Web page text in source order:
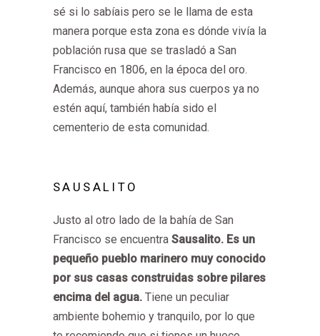
sé si lo sabíais pero se le llama de esta
manera porque esta zona es dónde vivía la
población rusa que se trasladó a San
Francisco en 1806, en la época del oro.
Además, aunque ahora sus cuerpos ya no
estén aquí, también había sido el
cementerio de esta comunidad.
SAUSALITO
Justo al otro lado de la bahía de San
Francisco se encuentra Sausalito. Es un
pequeño pueblo marinero muy conocido
por sus casas construidas sobre pilares
encima del agua. Tiene un peculiar
ambiente bohemio y tranquilo, por lo que